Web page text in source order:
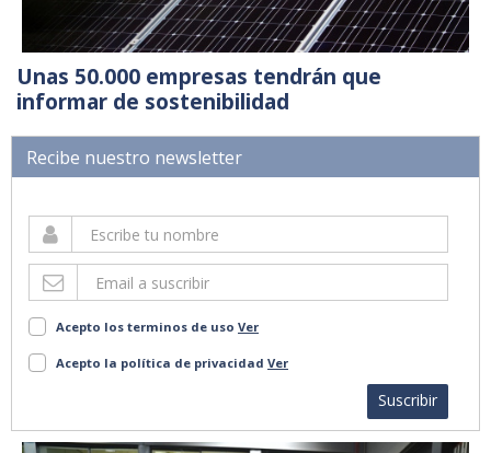
Unas 50.000 empresas tendrán que
informar de sostenibilidad
Recibe nuestro newsletter
Acepto los terminos de uso Ver
Acepto la política de privacidad Ver
Suscribir